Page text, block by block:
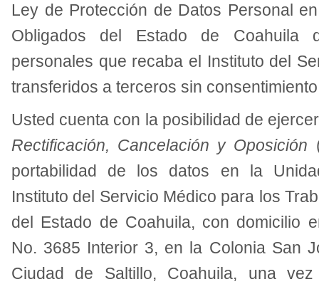
Ley de Protección de Datos Personal
Obligados del Estado de Coahuila
personales que recaba el Instituto del
transferidos a terceros sin
Usted cuenta con la posibilidad de
Rectificación, Cancelación y Oposición
portabilidad de los datos en la
Instituto del Servicio Médico para los
del Estado de Coahuila, con domicilio
No. 3685 Interior 3, en la Colonia San
Ciudad de Saltillo, Coahuila, una